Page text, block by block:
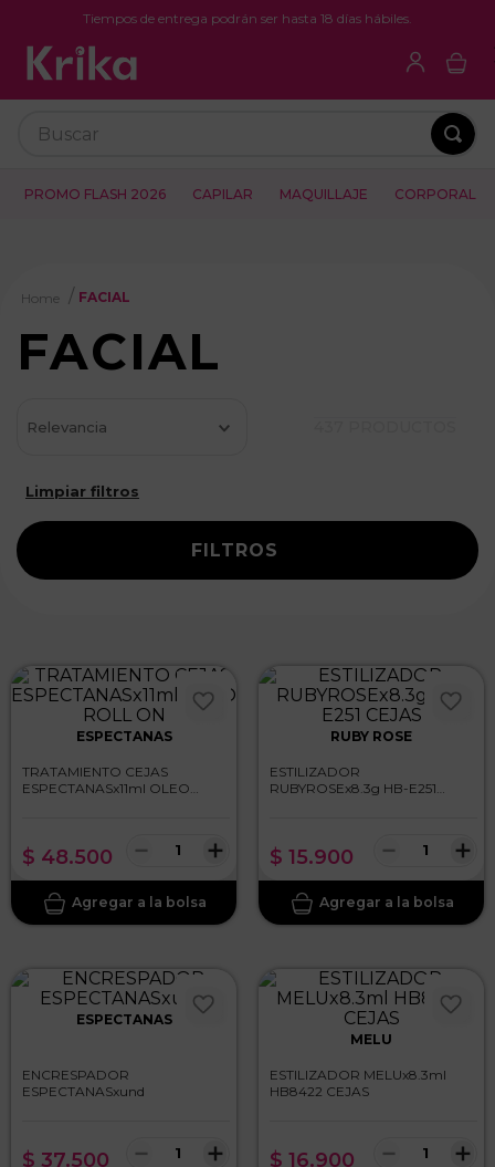
Tiempos de entrega podrán ser hasta 18 días hábiles.
PROMO FLASH 2026 CAPILAR MAQUILLAJE CORPORAL
FACIAL
FACIAL
Relevancia
FILTROS
ESPECTANAS
TRATAMIENTO CEJAS
ESPECTANASx11ml OLEO
$ 48.500 ＋
－
RUBY ROSE
ESTILIZADOR
RUBYROSEx8.3g HB-E251
$ 15.900 ＋
－
ESPECTANAS
ENCRESPADOR
ESPECTANASxund
$ 37.500 ＋
－
MELU
ESTILIZADOR MELUx8.3ml
HB8422 CEJAS
$ 16.900 ＋
－